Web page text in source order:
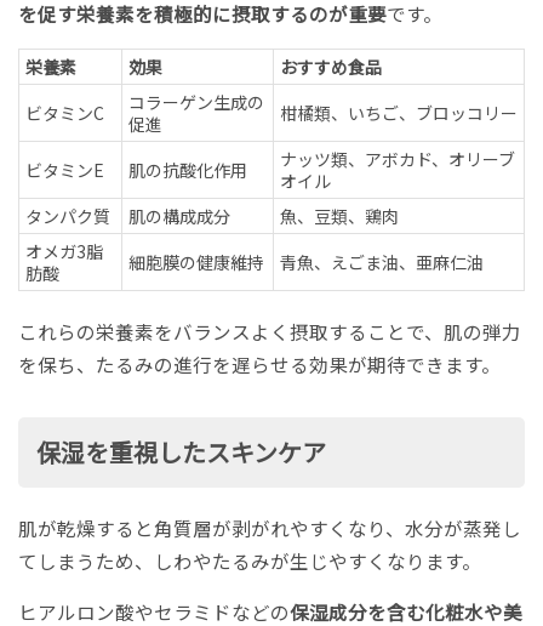
を促す栄養素を積極的に摂取するのが重要です。
栄養素 効果
おすすめ食品
ビタミンC
コラーゲン生成の
促進
柑橘類、いちご、ブロッコリー
ビタミンE 肌の抗酸化作用
ナッツ類、アボカド、オリーブ
オイル
タンパク質
肌の構成成分
魚、豆類、鶏肉
オメガ3脂
肪酸
細胞膜の健康維持 青魚、えごま油、亜麻仁油
これらの栄養素をバランスよく摂取することで、肌の弾力
を保ち、たるみの進行を遅らせる効果が期待できます。
保湿を重視したスキンケア
肌が乾燥すると角質層が剥がれやすくなり、水分が蒸発し
てしまうため、しわやたるみが生じやすくなります。
ヒアルロン酸やセラミドなどの保湿成分を含む化粧水や美